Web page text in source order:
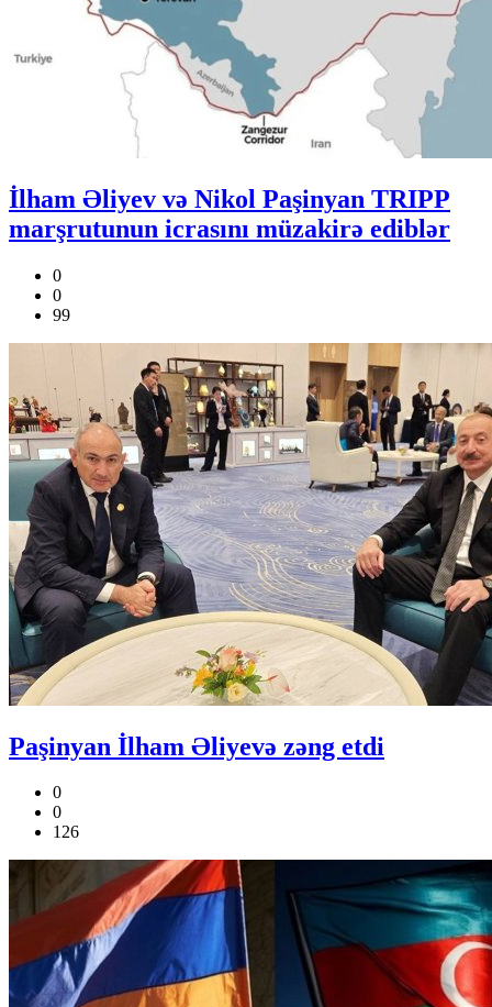
İlham Əliyev və Nikol Paşinyan TRIPP
marşrutunun icrasını müzakirə ediblər
0
0
99
Paşinyan İlham Əliyevə zəng etdi
0
0
126